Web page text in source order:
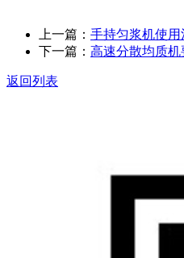
上一篇： 手持匀浆机使用
下一篇： 高速分散均质
返回列表